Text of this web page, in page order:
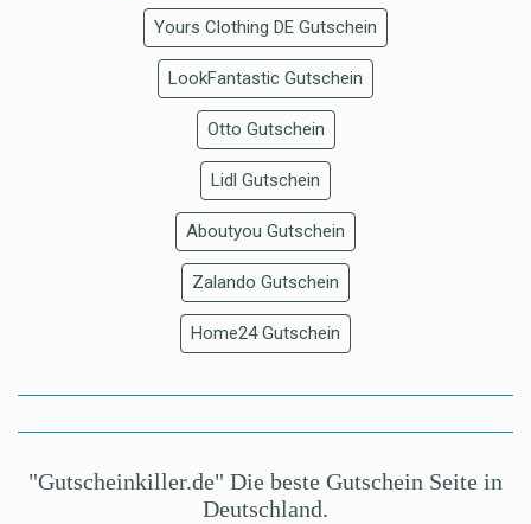
Yours Clothing DE Gutschein
LookFantastic Gutschein
Otto Gutschein
Lidl Gutschein
Aboutyou Gutschein
Zalando Gutschein
Home24 Gutschein
"Gutscheinkiller.de" Die beste Gutschein Seite in
Deutschland.